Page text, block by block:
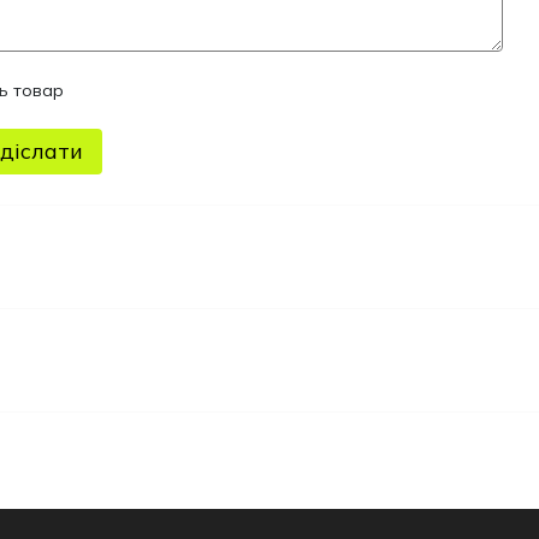
товар